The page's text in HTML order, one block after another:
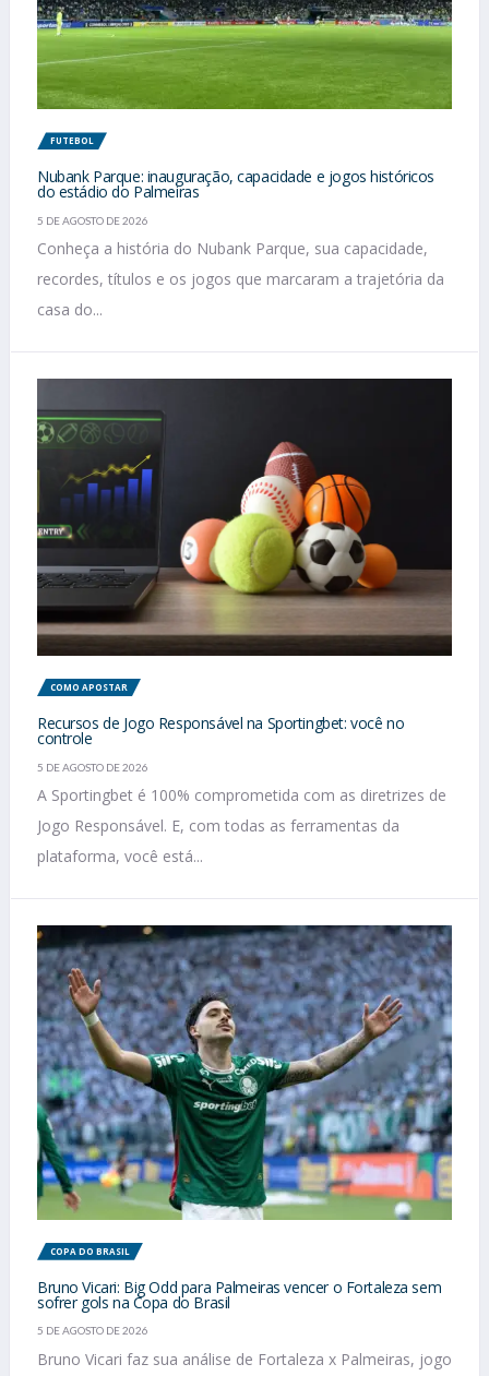
FUTEBOL
Nubank Parque: inauguração, capacidade e jogos históricos
do estádio do Palmeiras
5 DE AGOSTO DE 2026
Conheça a história do Nubank Parque, sua capacidade,
recordes, títulos e os jogos que marcaram a trajetória da
casa do...
COMO APOSTAR
Recursos de Jogo Responsável na Sportingbet: você no
controle
5 DE AGOSTO DE 2026
A Sportingbet é 100% comprometida com as diretrizes de
Jogo Responsável. E, com todas as ferramentas da
plataforma, você está...
COPA DO BRASIL
Bruno Vicari: Big Odd para Palmeiras vencer o Fortaleza sem
sofrer gols na Copa do Brasil
5 DE AGOSTO DE 2026
Bruno Vicari faz sua análise de Fortaleza x Palmeiras, jogo